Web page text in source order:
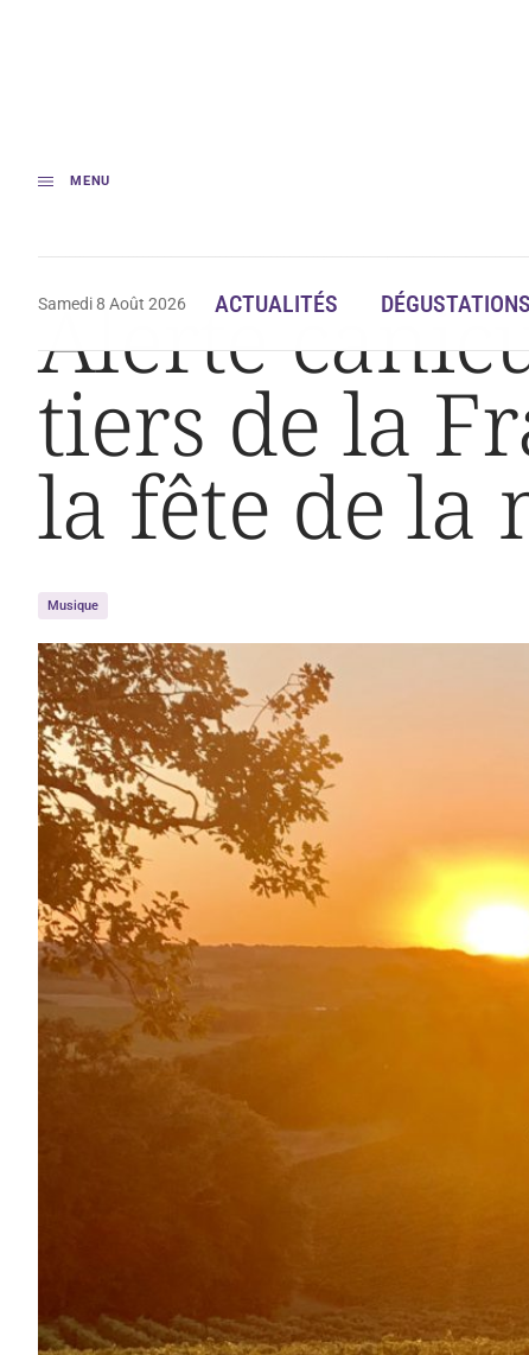
MENU
Samedi 8 Août 2026 ACTUALITÉS DÉGUSTATIONS
Accueil Actualités Alerte canicule rouge lancée pour un tiers de la
Alerte
tiers de la
la fête de la
Musique